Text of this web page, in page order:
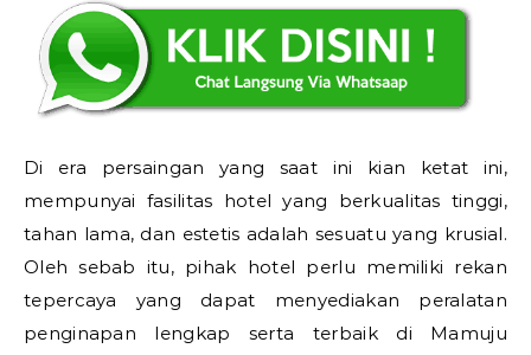
Di era persaingan yang saat ini kian ketat ini,
mempunyai fasilitas hotel yang berkualitas tinggi,
tahan lama, dan estetis adalah sesuatu yang krusial.
Oleh sebab itu, pihak hotel perlu memiliki rekan
tepercaya yang dapat menyediakan peralatan
penginapan lengkap serta terbaik di Mamuju